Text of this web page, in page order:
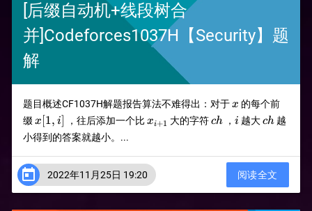
[后缀自动机+线段树合
并]Codeforces1037H【Security】题
解
题目概述CF1037H解题报告算法不难得出：对于x
x 的每个前
缀 x[1,i]
x 1, i ，往后添加一个比x_{i+1}
xi+1 大的字符ch
ch， i
i 越大ch
ch越
小得到的答案就越小。...
 2022年11月25日 19:20 阅读全文